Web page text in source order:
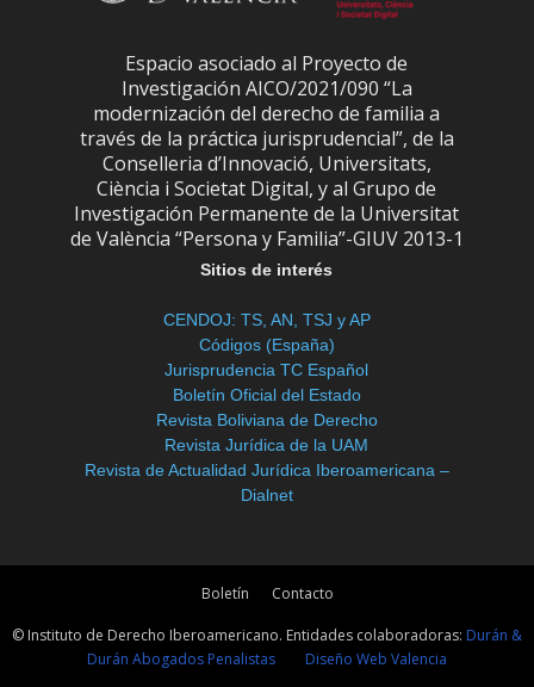
Espacio asociado al Proyecto de
Investigación AICO/2021/090 “La
modernización del derecho de familia a
través de la práctica jurisprudencial”, de la
Conselleria d’Innovació, Universitats,
Ciència i Societat Digital, y al Grupo de
Investigación Permanente de la Universitat
de València “Persona y Familia”-GIUV 2013-1
Sitios de interés
CENDOJ: TS, AN, TSJ y AP
Códigos (España)
Jurisprudencia TC Español
Boletín Oficial del Estado
Revista Boliviana de Derecho
Revista Jurídica de la UAM
Revista de Actualidad Jurídica Iberoamericana –
Dialnet
Boletín Contacto
© Instituto de Derecho Iberoamericano. Entidades colaboradoras: Durán &
Durán Abogados Penalistas
Diseño Web Valencia